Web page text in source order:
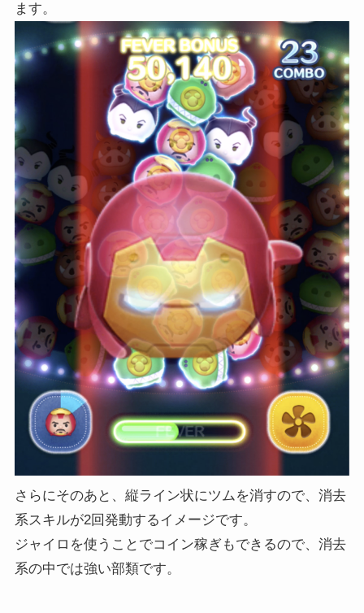
ます。
さらにそのあと、縦ライン状にツムを消すので、消去
系スキルが2回発動するイメージです。
ジャイロを使うことでコイン稼ぎもできるので、消去
系の中では強い部類です。